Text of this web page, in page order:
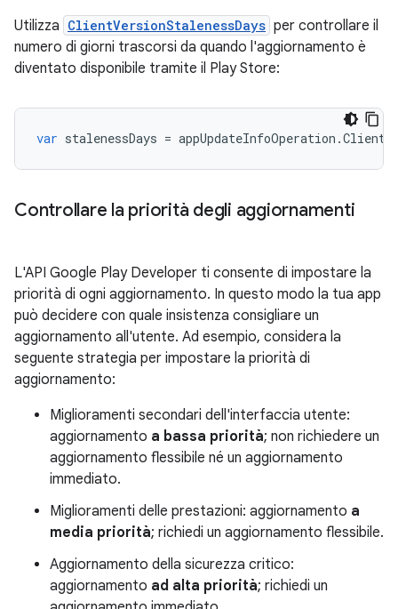
Utilizza ClientVersionStalenessDays per controllare il
numero di giorni trascorsi da quando l'aggiornamento è
diventato disponibile tramite il Play Store:
var stalenessDays = appUpdateInfoOperation .
Controllare la priorità degli aggiornamenti
L'API Google Play Developer ti consente di impostare la
priorità di ogni aggiornamento. In questo modo la tua app
può decidere con quale insistenza consigliare un
aggiornamento all'utente. Ad esempio, considera la
seguente strategia per impostare la priorità di
aggiornamento:
Miglioramenti secondari dell'interfaccia utente:
aggiornamento a bassa priorità; non richiedere un
aggiornamento flessibile né un aggiornamento
immediato.
Miglioramenti delle prestazioni: aggiornamento a
media priorità; richiedi un aggiornamento flessibile.
Aggiornamento della sicurezza critico:
aggiornamento ad alta priorità; richiedi un